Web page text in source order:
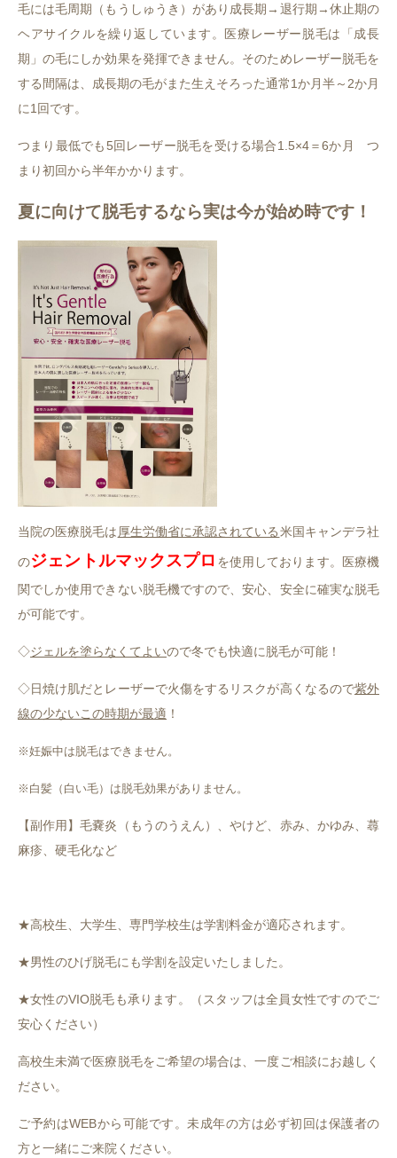
毛には毛周期（もうしゅうき）があり成長期→退行期→休止期の
ヘアサイクルを繰り返しています。医療レーザー脱毛は「成長
期」の毛にしか効果を発揮できません。そのためレーザー脱毛を
する間隔は、成長期の毛がまた生えそろった通常1か月半～2か月
に1回です。
つまり最低でも5回レーザー脱毛を受ける場合1.5×4＝6か月 つ
まり初回から半年かかります。
夏に向けて脱毛するなら実は今が始め時です！
当院の医療脱毛は 厚生労働省に承認されている米国キャンデラ社
のジェントルマックスプロ を使用しております。医療機
関でしか使用できない脱毛機ですので、安心、安全に確実な脱毛
が可能です。
◇ジェルを塗らなくてよいので冬でも快適に脱毛が可能！
◇日焼け肌だとレーザーで火傷をするリスクが高くなるので紫外
線の少ないこの時期が最適 ！
※妊娠中は脱毛はできません。
※白髪（白い毛）は脱毛効果がありません。
【副作用】毛嚢炎（もうのうえん）、やけど、赤み、かゆみ、蕁
麻疹、硬毛化など
★高校生、大学生、専門学校生は学割料金が適応されます。
★男性のひげ脱毛にも学割を設定いたしました。
★女性のVIO脱毛も承ります。（スタッフは全員女性ですのでご
安心ください）
高校生未満で医療脱毛をご希望の場合は、一度ご相談にお越しく
ださい。
ご予約はWEBから可能です。未成年の方は必ず初回は保護者の
方と一緒にご来院ください。